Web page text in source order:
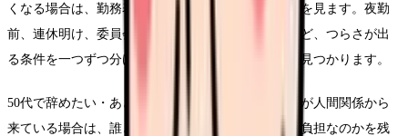
くなる場合は、勤務表のどこで負担が増えているかを見ます。夜勤
前、連休明け、委員会の日、苦手な相手と組む日など、つらさが出
る条件を一つずつ分けると、退職以外の調整余地も見つかります。
50代で辞めたい・あと10年をどう働くかという悩みが人間関係から
来ている場合は、誰との関係で、どの発言や場面が負担なのかを残